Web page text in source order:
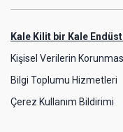
Kale Kilit bir Kale
Kişisel Verilerin
Bilgi Toplumu Hizmetleri
Çerez Kullanım Bildirimi